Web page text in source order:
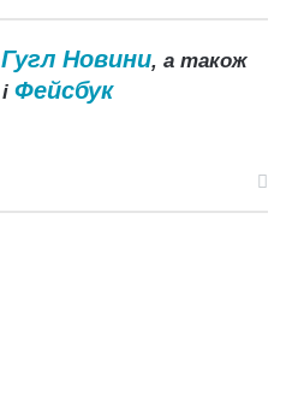
Гугл Новини, а також
і Фейсбук